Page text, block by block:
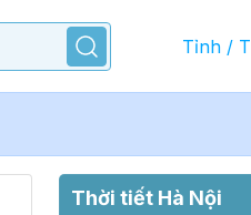
Tỉnh /
Thời tiết Hà Nội